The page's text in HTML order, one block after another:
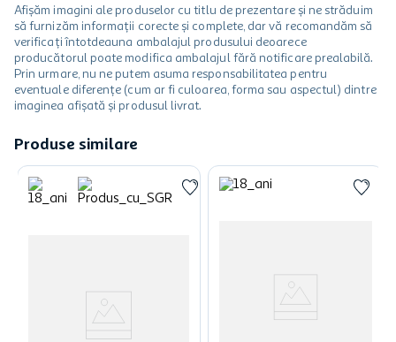
Afișăm imagini ale produselor cu titlu de prezentare și ne străduim
să furnizăm informații corecte și complete, dar vă recomandăm să
verificați întotdeauna ambalajul produsului deoarece
producătorul poate modifica ambalajul fără notificare prealabilă.
Prin urmare, nu ne putem asuma responsabilitatea pentru
eventuale diferențe (cum ar fi culoarea, forma sau aspectul) dintre
imaginea afișată și produsul livrat.
Produse similare